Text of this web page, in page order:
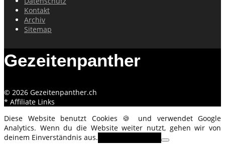
Kontakt
Archiv
Sitemap
Gezeitenpanther
© 2026 Gezeitenpanther.ch
* Affiliate Links
Diese Website benutzt Cookies 🍪 und verwendet Google
Analytics. Wenn du die Website weiter nutzt, gehen wir von
deinem Einverständnis aus.